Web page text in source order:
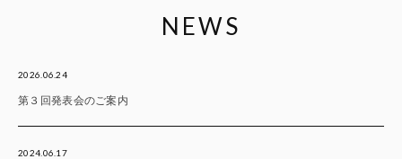
NEWS
2026.06.24
第３回発表会のご案内
2024.06.17